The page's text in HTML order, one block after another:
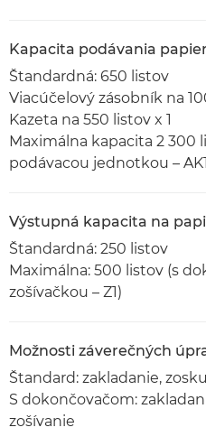
Kapacita podávania
Štandardná: 650 listov
Viacúčelový zásobník na
Kazeta na 550 listov x 1
Maximálna kapacita 2 300
podávacou jednotkou –
Výstupná kapacita na
Štandardná: 250 listov
Maximálna: 500 listov (s
zošívačkou – Z1)
Možnosti záverečných
Štandard: zakladanie,
S dokončovačom:
zošívanie